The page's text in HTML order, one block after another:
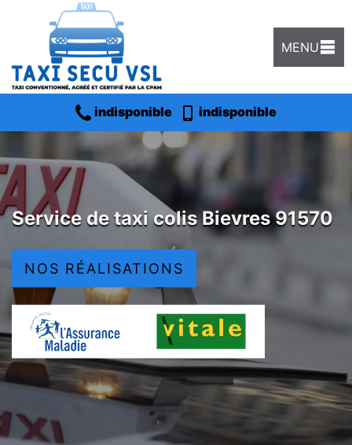
MENU
indisponible indisponible
Service de taxi colis Bievres 91570
NOS RÉALISATIONS